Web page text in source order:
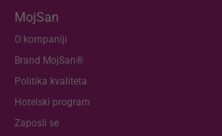
MojSan
O kompaniji
Brand MojSan®
Politika kvaliteta
Hotelski program
Zaposli se